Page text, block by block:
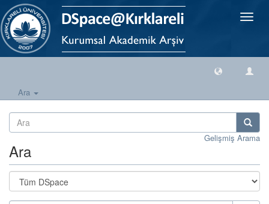
Geçiş
Ara
Gelişmiş Arama
Ara